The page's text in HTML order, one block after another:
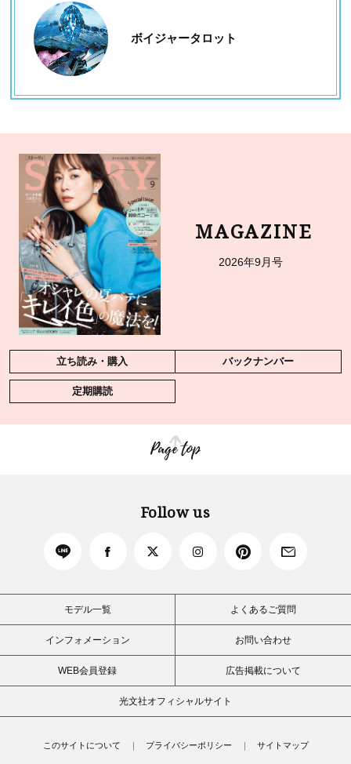
ボイジャータロット
MAGAZINE
2026年9月号
立ち読み・購入 バックナンバー
定期購読
Page top
Follow us
モデル一覧 よくあるご質問
インフォメーション お問い合わせ
WEB会員登録 広告掲載について
光文社オフィシャルサイト
このサイトについて プライバシーポリシー サイトマップ